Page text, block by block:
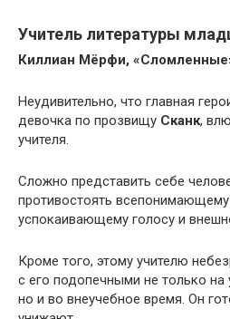
Учитель литературы
Киллиан Мёрфи,
Неудивительно, что главная
девочка по прозвищу Сканк,
учителя.
Сложно представить себе
противостоять всепонимающему
успокаивающему голосу и
Кроме того, этому учителю
с его подопечными не только на
но и во внеучебное время. Он